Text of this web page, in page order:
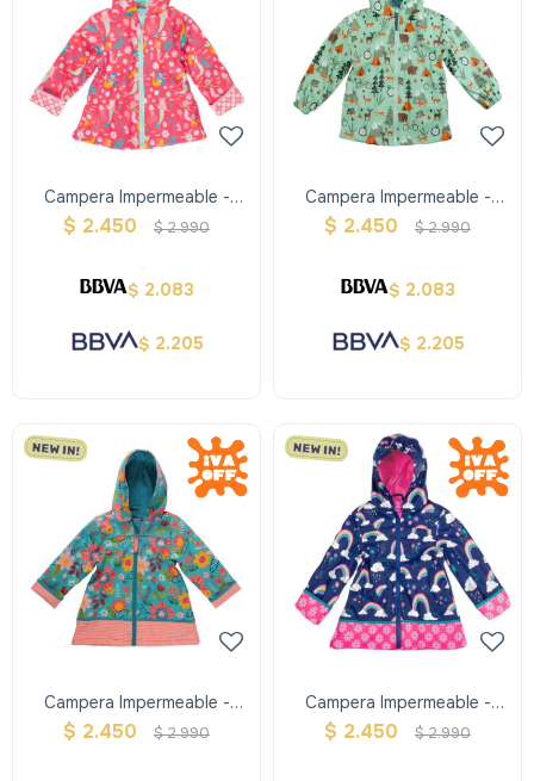
Campera Impermeable -
Sirena Rosada - Stephen
$ 2.450 $2.990
$ 2.083
$ 2.205
Campera Impermeable -
Bosque - Stephen Joseph
$ 2.450 $2.990
$ 2.083
$ 2.205
Campera Impermeable -
Primavera - Stephen Joseph
$ 2.450 $2.990
Campera Impermeable -
Arcoiris - Stephen Joseph
$ 2.450 $2.990